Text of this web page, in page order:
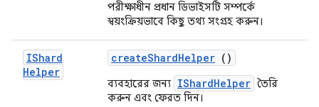
পরীক্ষাধীন প্রধান ডিভাইসটি সম্পর্কে
স্বয়ংক্রিয়ভাবে কিছু তথ্য সংগ্রহ করুন।
IShard
Helper
createShardHelper ()
ব্যবহারের জন্য IShardHelper তৈরি
করুন এবং ফেরত দিন।